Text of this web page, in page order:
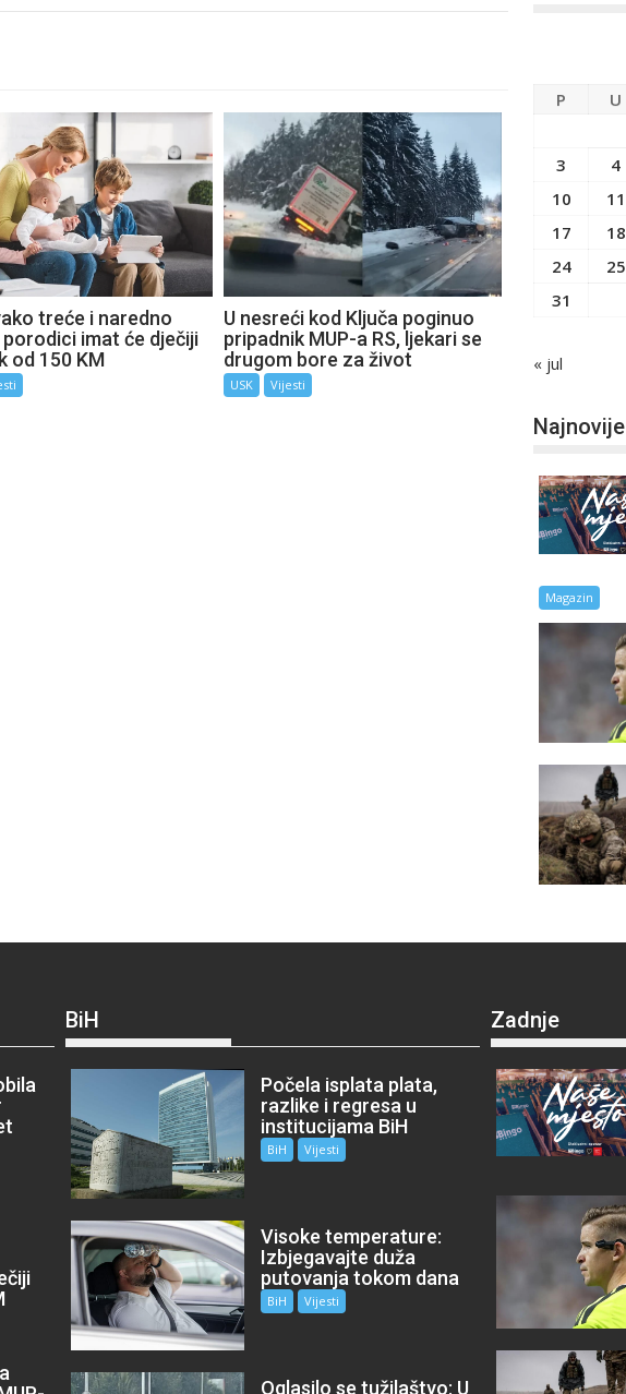
treće i naredno
imat će dječiji
od 150 KM
U nesreći kod Ključa poginuo
pripadnik MUP-a RS, ljekari se
drugom bore za život
USK Vijesti
P U
3
4
10
11
17
18
24
25
31
« jul
Najnovije
Magazin
BiH
Počela isplata plata,
razlike i regresa u
institucijama BiH
BiH Vijesti
Visoke temperature:
Izbjegavajte duža
putovanja tokom dana
BiH Vijesti
Oglasilo se tužilaštvo: U
Zadnje